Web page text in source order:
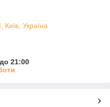
Київ, Україна
21:00